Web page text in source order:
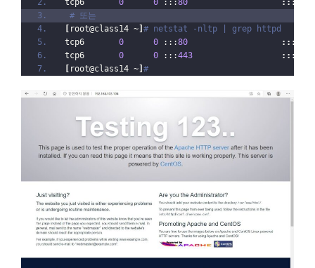
tcp6 0 0 :::80 :::*
# 또는
root@class14 ~ # netstat -nltp | grep httpd
tcp6 0 0 :::80 :::*
tcp6 0 0 :::443 :::*
root@class14 ~ #